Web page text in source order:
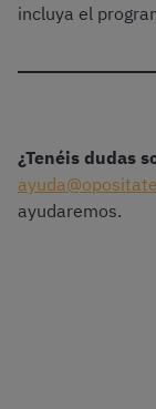
incluya el
¿Tenéis dudas
ayudaremos.